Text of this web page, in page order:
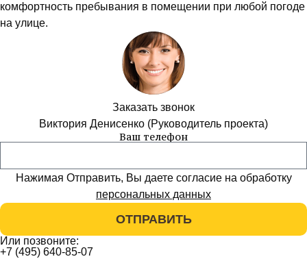
комфортность пребывания в помещении при любой погоде
на улице.
Заказать звонок
Виктория Денисенко (Руководитель проекта)
Ваш телефон
Нажимая Отправить, Вы даете согласие на обработку
персональных данных
ОТПРАВИТЬ
Или позвоните:
+7 (495) 640-85-07